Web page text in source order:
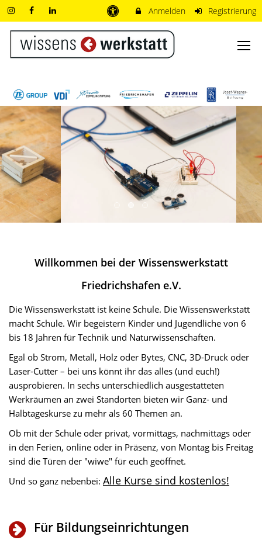
Anmelden Registrierung
Willkommen bei der Wissenswerkstatt
Friedrichshafen e.V.
Die Wissenswerkstatt ist keine Schule. Die Wissenswerkstatt
macht Schule. Wir begeistern Kinder und Jugendliche von 6
bis 18 Jahren für Technik und Naturwissenschaften.
Egal ob Strom, Metall, Holz oder Bytes, CNC, 3D-Druck oder
Laser-Cutter – bei uns könnt ihr das alles (und euch!)
ausprobieren. In sechs unterschiedlich ausgestatteten
Werkräumen an zwei Standorten bieten wir Ganz- und
Halbtageskurse zu mehr als 60 Themen an.
Ob mit der Schule oder privat, vormittags, nachmittags oder
in den Ferien, online oder in Präsenz, von Montag bis Freitag
sind die Türen der "wiwe" für euch geöffnet.
Und so ganz nebenbei: Alle Kurse sind kostenlos!
Für Bildungseinrichtungen